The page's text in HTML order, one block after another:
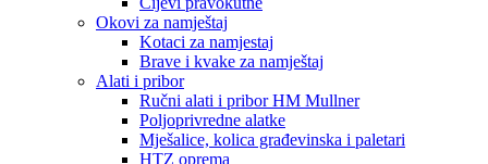
Okovi za namještaj
Kotaci za namjestaj
Brave i kvake za namještaj
Alati i pribor
Ručni alati i pribor HM Mullner
Poljoprivredne alatke
Mješalice, kolica građevinska i paletari
HTZ oprema